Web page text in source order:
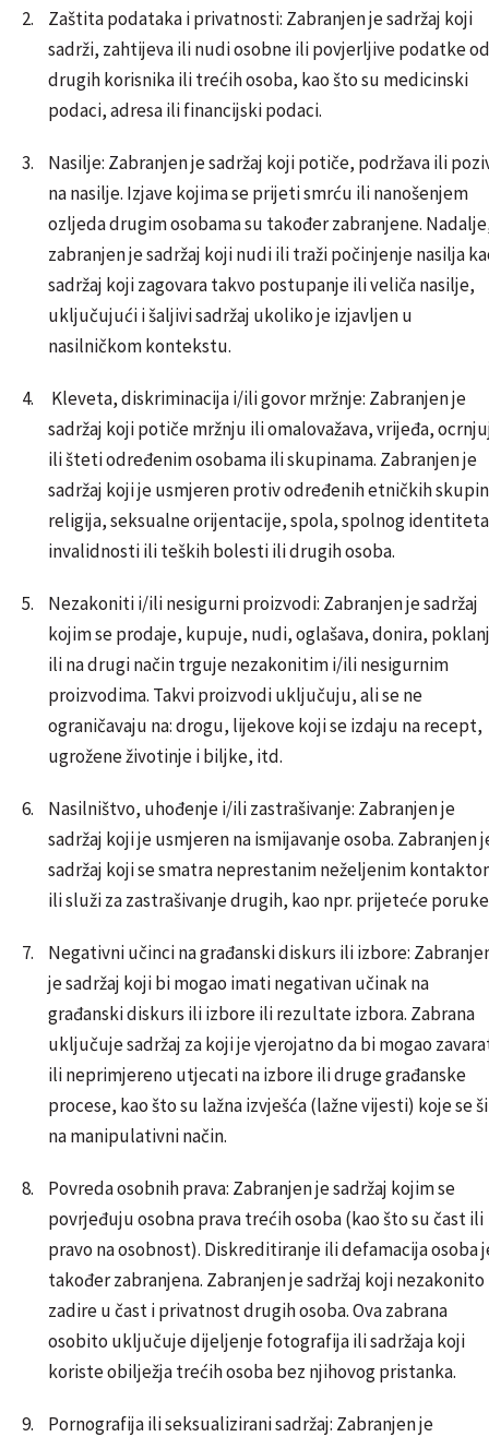
Zaštita podataka i privatnosti: Zabranjen je sadržaj koji
sadrži, zahtijeva ili nudi osobne ili povjerljive podatke od
drugih korisnika ili trećih osoba, kao što su medicinski
podaci, adresa ili financijski podaci.
Nasilje: Zabranjen je sadržaj koji potiče, podržava ili
na nasilje. Izjave kojima se prijeti smrću ili nanošenjem
ozljeda drugim osobama su također zabranjene.
zabranjen je sadržaj koji nudi ili traži počinjenje nasilja
sadržaj koji zagovara takvo postupanje ili veliča nasilje,
uključujući i šaljivi sadržaj ukoliko je izjavljen u
nasilničkom kontekstu.
Kleveta, diskriminacija i/ili govor mržnje: Zabranjen je
sadržaj koji potiče mržnju ili omalovažava, vrijeđa,
ili šteti određenim osobama ili skupinama. Zabranjen je
sadržaj koji je usmjeren protiv određenih etničkih
religija, seksualne orijentacije, spola, spolnog
invalidnosti ili teških bolesti ili drugih osoba.
Nezakoniti i/ili nesigurni proizvodi: Zabranjen je sadržaj
kojim se prodaje, kupuje, nudi, oglašava, donira,
ili na drugi način trguje nezakonitim i/ili nesigurnim
proizvodima. Takvi proizvodi uključuju, ali se ne
ograničavaju na: drogu, lijekove koji se izdaju na recept,
ugrožene životinje i biljke, itd.
Nasilništvo, uhođenje i/ili zastrašivanje: Zabranjen je
sadržaj koji je usmjeren na ismijavanje osoba. Zabranjen
sadržaj koji se smatra neprestanim neželjenim
ili služi za zastrašivanje drugih, kao npr. prijeteće
Negativni učinci na građanski diskurs ili izbore:
je sadržaj koji bi mogao imati negativan učinak na
građanski diskurs ili izbore ili rezultate izbora. Zabrana
uključuje sadržaj za koji je vjerojatno da bi mogao
ili neprimjereno utjecati na izbore ili druge građanske
procese, kao što su lažna izvješća (lažne vijesti) koje se
na manipulativni način.
Povreda osobnih prava: Zabranjen je sadržaj kojim se
povrjeđuju osobna prava trećih osoba (kao što su čast ili
pravo na osobnost). Diskreditiranje ili defamacija osoba
također zabranjena. Zabranjen je sadržaj koji nezakonito
zadire u čast i privatnost drugih osoba. Ova zabrana
osobito uključuje dijeljenje fotografija ili sadržaja koji
koriste obilježja trećih osoba bez njihovog pristanka.
Pornografija ili seksualizirani sadržaj: Zabranjen je